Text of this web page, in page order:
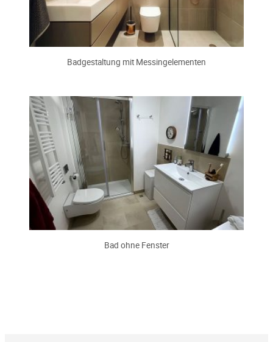
Badgestaltung mit Messingelementen
Bad ohne Fenster